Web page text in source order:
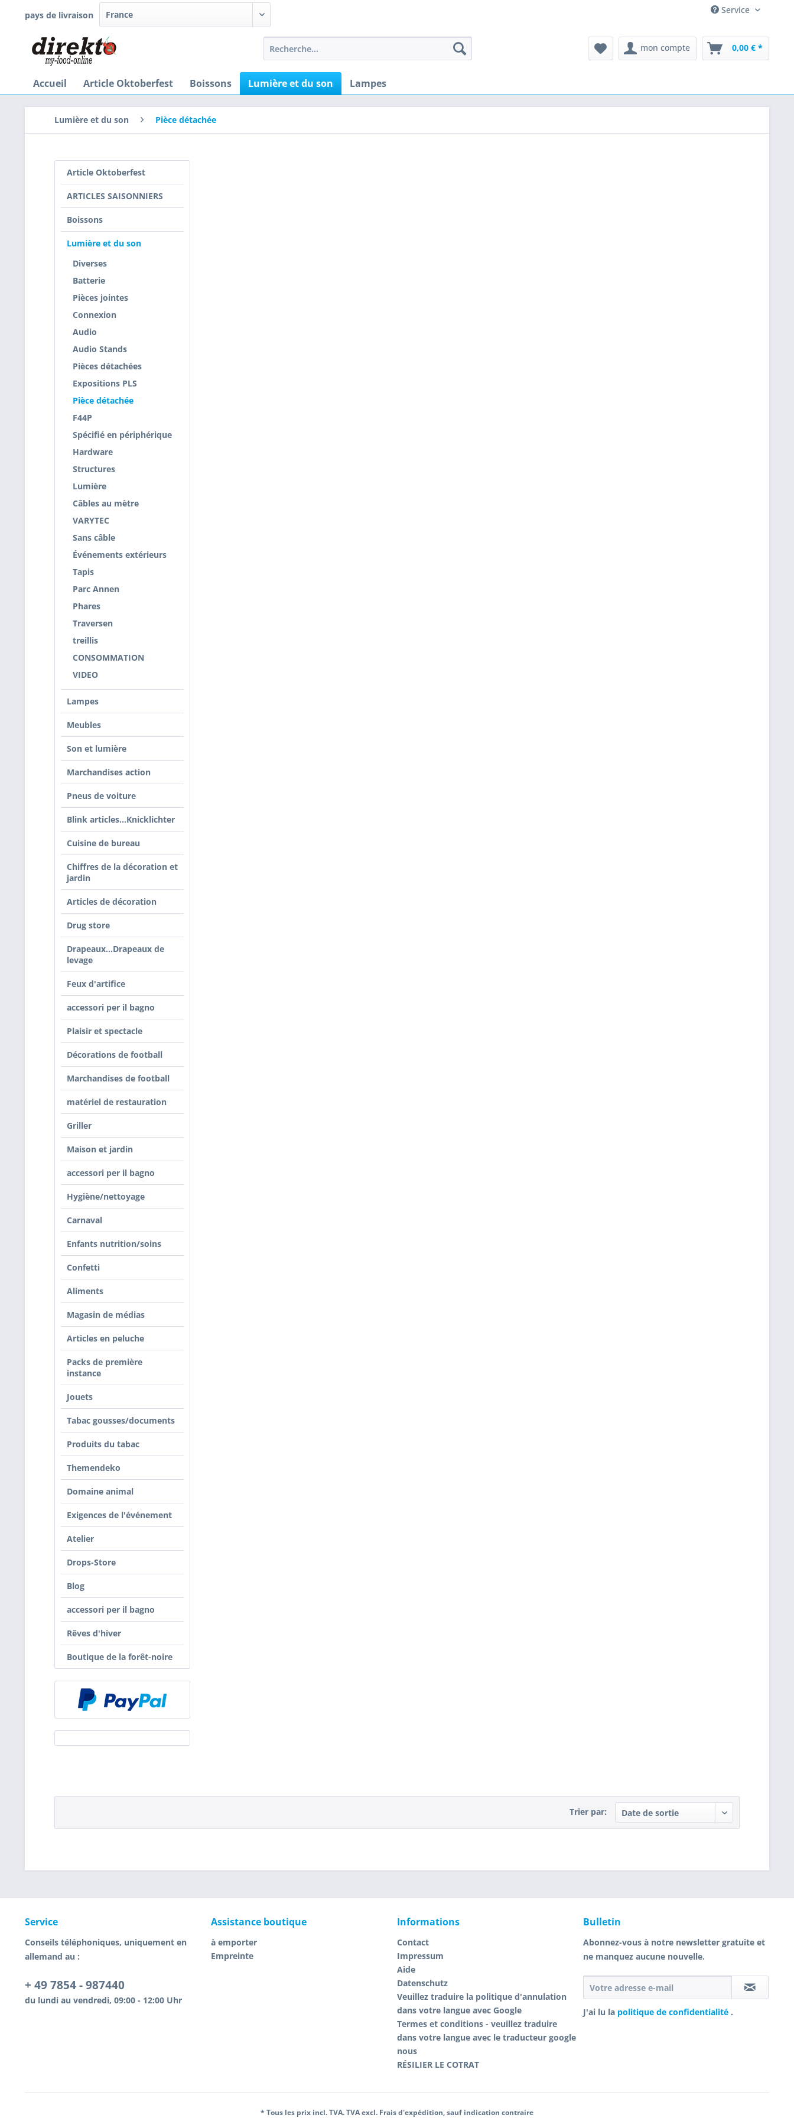
Service
pays de livraison
mon compte 0,00 € *
Accueil Article Oktoberfest Boissons Lumière et du son Lampes
Lumière et du son Pièce détachée
Article Oktoberfest
ARTICLES SAISONNIERS
Boissons
Lumière et du son
Diverses
Batterie
Pièces jointes
Connexion
Audio
Audio Stands
Pièces détachées
Expositions PLS
Pièce détachée
F44P
Spécifié en périphérique
Hardware
Structures
Lumière
Câbles au mètre
VARYTEC
Sans câble
Événements extérieurs
Tapis
Parc Annen
Phares
Traversen
treillis
CONSOMMATION
VIDEO
Lampes
Meubles
Son et lumière
Marchandises action
Pneus de voiture
Blink articles...Knicklichter
Cuisine de bureau
Chiffres de la décoration et
jardin
Articles de décoration
Drug store
Drapeaux...Drapeaux de
levage
Feux d'artifice
accessori per il bagno
Plaisir et spectacle
Décorations de football
Marchandises de football
matériel de restauration
Griller
Maison et jardin
accessori per il bagno
Hygiène/nettoyage
Carnaval
Enfants nutrition/soins
Confetti
Aliments
Magasin de médias
Articles en peluche
Packs de première
instance
Jouets
Tabac gousses/documents
Produits du tabac
Themendeko
Domaine animal
Exigences de l'événement
Atelier
Drops-Store
Blog
accessori per il bagno
Rêves d'hiver
Boutique de la forêt-noire
Trier par:
Service
Conseils téléphoniques, uniquement en
allemand au :
+ 49 7854 - 987440
du lundi au vendredi, 09:00 - 12:00 Uhr
Assistance boutique
à emporter
Empreinte
Informations
Contact
Impressum
Aide
Datenschutz
Veuillez traduire la politique d'annulation
dans votre langue avec Google
Termes et conditions - veuillez traduire
dans votre langue avec le traducteur google
nous
RÉSILIER LE COTRAT
Bulletin
Abonnez-vous à notre newsletter gratuite et
ne manquez aucune nouvelle.
J'ai lu la politique de confidentialité .
* Tous les prix incl. TVA. TVA excl. Frais d'expédition, sauf indication contraire